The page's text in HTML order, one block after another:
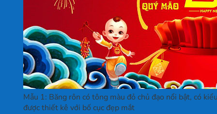
Mẫu 1: Băng rôn có tông màu đỏ chủ đạo nổi bật, có
được thiết kê với bố cục đẹp mắt